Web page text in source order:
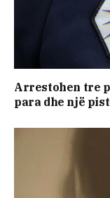
Arrestohen tre
para dhe një